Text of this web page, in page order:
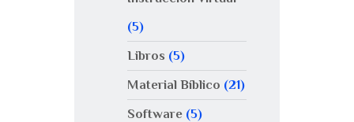
(5)
Libros (5)
Material Bíblico (21)
Software(5)